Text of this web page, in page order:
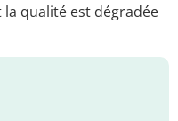
qualité est dégradée